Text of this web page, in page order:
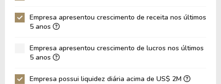
CAGR Receitas 5 anos
CAGR Lucros 5 anos
9,74% 9,74%
Empresa apresentou crescimento de receita nos últimos
5 anos
Empresa apresentou crescimento de lucros nos últimos
5 anos
Empresa possui liquidez diária acima de US$ 2M